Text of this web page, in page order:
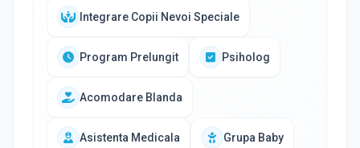
Integrare Copii Nevoi Speciale
Program Prelungit Psiholog
Acomodare Blanda
Asistenta Medicala Grupa Baby